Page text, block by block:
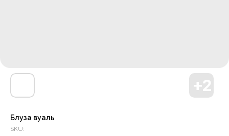
Блуза вуаль
SKU: